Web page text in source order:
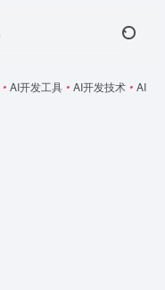
• AI开发工具 • AI开发技术 • AI